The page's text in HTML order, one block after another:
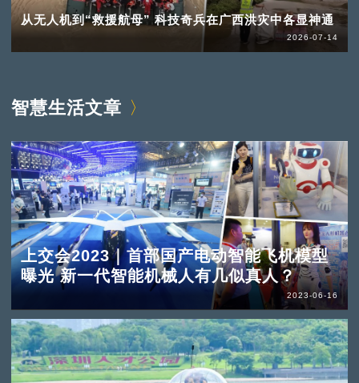
从无人机到“救援航母” 科技奇兵在广西洪灾中各显神通
2026-07-14
智慧生活文章
上交会2023｜首部国产电动智能飞机模型
曝光 新一代智能机械人有几似真人？
2023-06-16